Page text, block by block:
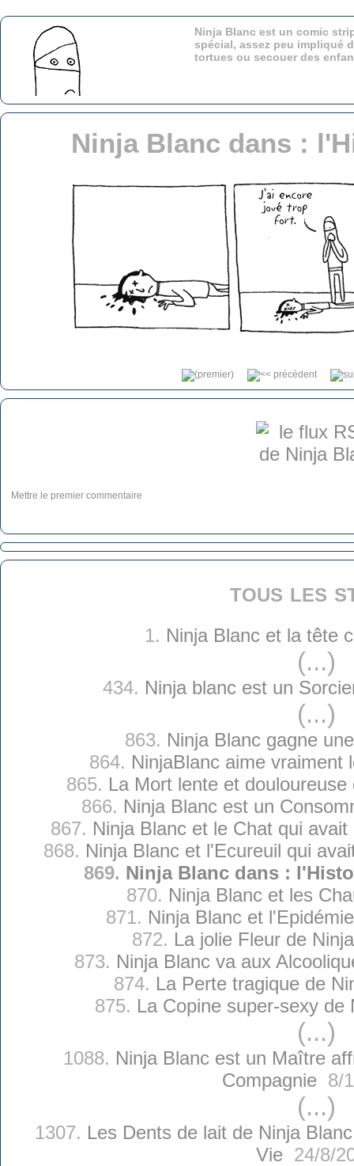
Ninja Blanc est un comic
spécial, assez peu impliqué
tortues ou secouer des
Ninja Blanc dans :
Mettre le premier commentaire
tous les
1. Ninja Blanc et la tête
(...)
434. Ninja blanc est un
(...)
863. Ninja Blanc gagne
864. NinjaBlanc aime vraiment
865. La Mort lente et douloureuse
866. Ninja Blanc est un
867. Ninja Blanc et le Chat qui
868. Ninja Blanc et l'Ecureuil qui
869. Ninja Blanc dans :
870. Ninja Blanc et les
871. Ninja Blanc et
872. La jolie Fleur de
873. Ninja Blanc va aux
874. La Perte tragique de
875. La Copine super-sexy de
(...)
1088. Ninja Blanc est un Maître
Compagnie8/
(...)
1307. Les Dents de lait de Ninja
Vie24/8/